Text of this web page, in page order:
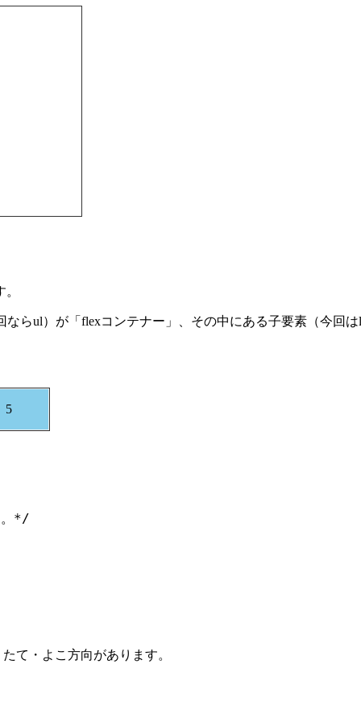
らul）が「flexコンテナー」、その中にある子要素（今回
5
。*/
て・よこ方向があります。